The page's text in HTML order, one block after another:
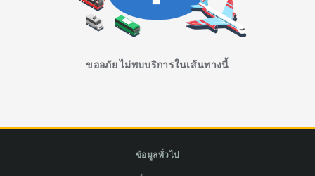
ขออภัย ไม่พบบริการในเส้นทางนี้
ข้อมูลทั่วไป